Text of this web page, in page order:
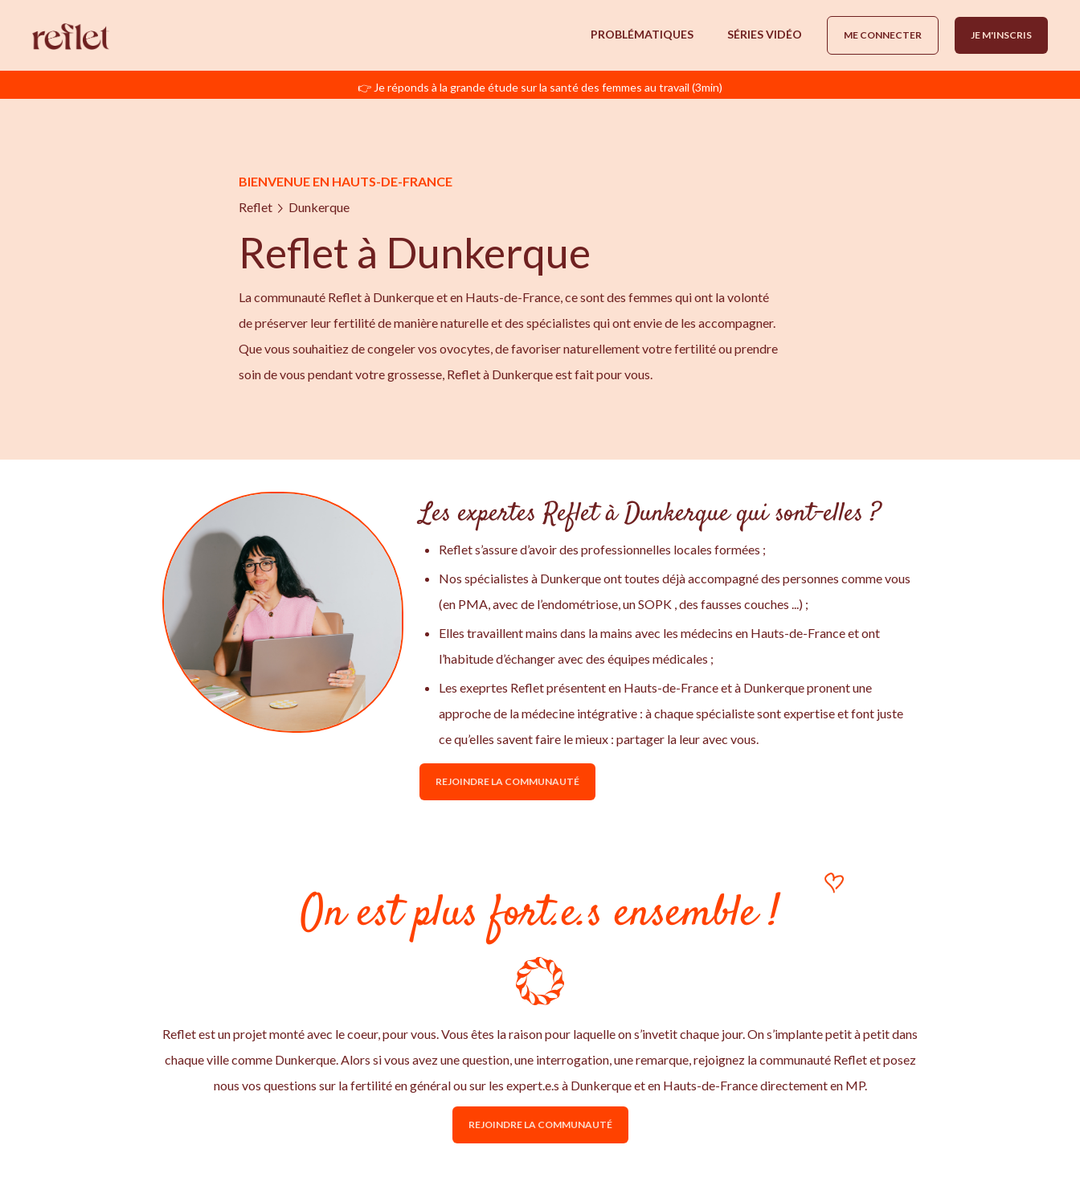
PROBLÉMATIQUES SÉRIES VIDÉO ME CONNECTER JE M'INSCRIS
👉 Je réponds à la grande étude sur la santé des femmes au travail (3min)
BIENVENUE EN HAUTS-DE-FRANCE
Reflet
Dunkerque
Reflet à Dunkerque
La communauté Reflet à Dunkerque et en Hauts-de-France, ce sont des femmes qui ont la volonté
de préserver leur fertilité de manière naturelle et des spécialistes qui ont envie de les accompagner.
Que vous souhaitiez de congeler vos ovocytes, de favoriser naturellement votre fertilité ou prendre
soin de vous pendant votre grossesse, Reflet à Dunkerque est fait pour vous.
Les expertes Reflet à Dunkerque qui sont-elles ?
Reflet s’assure d’avoir des professionnelles locales formées ;
Nos spécialistes à Dunkerque ont toutes déjà accompagné des personnes comme vous
(en PMA, avec de l’endométriose, un SOPK , des fausses couches ...) ;
Elles travaillent mains dans la mains avec les médecins en Hauts-de-France et ont
l’habitude d’échanger avec des équipes médicales ;
Les exeprtes Reflet présentent en Hauts-de-France et à Dunkerque pronent une
approche de la médecine intégrative : à chaque spécialiste sont expertise et font juste
ce qu’elles savent faire le mieux : partager la leur avec vous.
REJOINDRE LA COMMUNAUTÉ
On est plus fort.e.s ensemble !
Reflet est un projet monté avec le coeur, pour vous. Vous êtes la raison pour laquelle on s’invetit chaque jour. On s’implante petit à petit dans
chaque ville comme Dunkerque. Alors si vous avez une question, une interrogation, une remarque, rejoignez la communauté Reflet et posez
nous vos questions sur la fertilité en général ou sur les expert.e.s à Dunkerque et en Hauts-de-France directement en MP.
REJOINDRE LA COMMUNAUTÉ